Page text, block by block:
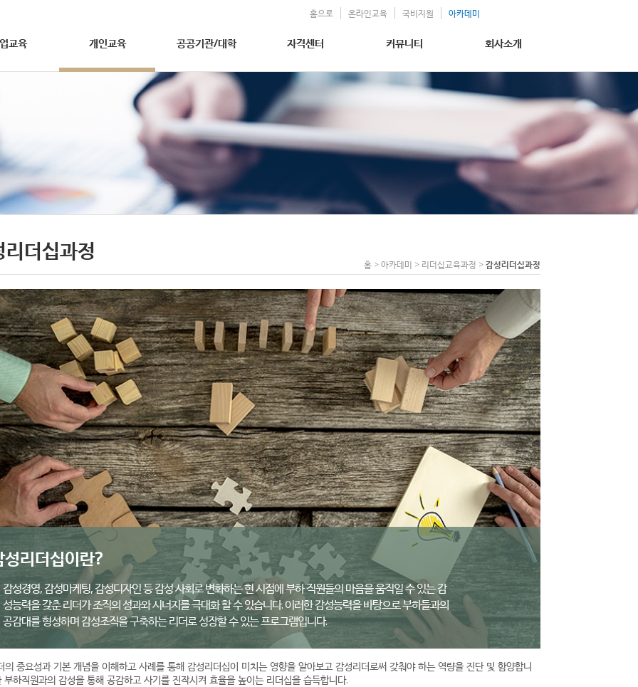
홈으로 온라인교육 국비지원 아카데미
교육 개인교육 공공기관/대학 자격센터 커뮤니티 회사소개
리더십과정
홈 > 아카데미 > 리더십교육과정 >감성리더십과정
성리더십이란?
감성경영, 감성마케팅, 감성디자인 등 감성 사회로 변화하는 현 시점에 부하 직원들의 마음을 움직일 수 있는 감
성능력을 갖춘 리더가 조직의 성과와 시너지를 극대화 할 수 있습니다. 이러한 감성능력을 바탕으로 부하들과의
공감대를 형성하며 감성조직을 구축하는 리더로 성장할 수 있는 프로그램입니다.
의 중요성과 기본 개념을 이해하고 사례를 통해 감성리더십이 미치는 영향을 알아보고 감성리더로써 갖춰야 하는 역량을 진단 및 함양합니
부하직원과의 감성을 통해 공감하고 사기를 진작시켜 효율을 높이는 리더십을 습득합니다.